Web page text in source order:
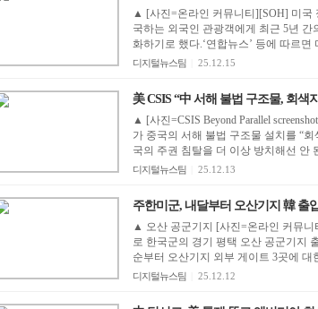
▲ [사진=온라인 커뮤니티][SOH] 미국
국하는 외국인 관광객에게 최근 5년
화하기로 했다.‘연합뉴스’ 등에 따르면
디지털뉴스팀 25.12.15
美 CSIS “中 서해 불법 구조물, 회색
▲ [사진=CSIS Beyond Parallel
가 중국의 서해 불법 구조물 설치를 “
국의 주권 침탈을 더 이상 방치해선 안
디지털뉴스팀 25.12.13
주한미군, 내달부터 오산기지 韓 출
▲ 오산 공군기지 [사진=온라인 커뮤니
로 한국군의 경기 평택 오산 공군기지
순부터 오산기지 외부 게이트 3곳에 대
디지털뉴스팀 25.12.12